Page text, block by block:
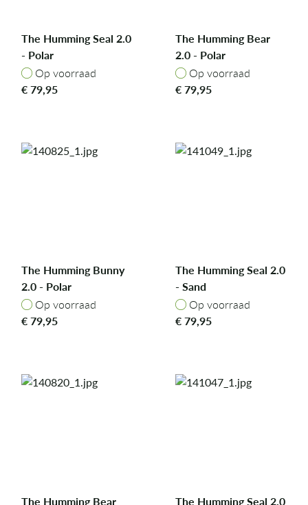
The Humming Seal 2.0
- Polar
Op voorraad
Op voorraad
€79,95
The Humming Bear
2.0 - Polar
Op voorraad
Op voorraad
€79,95
The Humming Bunny
2.0 - Polar
Op voorraad
Op voorraad
€79,95
The Humming Seal 2.0
- Sand
Op voorraad
Op voorraad
€79,95
The Humming Bear
The Humming Seal 2.0